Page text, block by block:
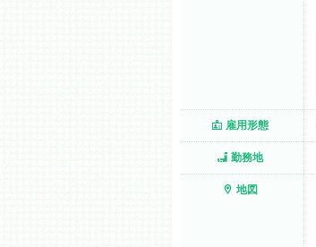
雇用形態
勤務地
地図